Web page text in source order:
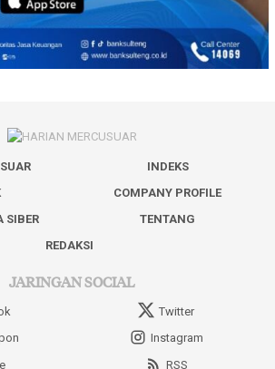
INDEKS
COMPANY PROFILE
SIBER
TENTANG
REDAKSI
JARINGAN SOCIAL
Twitter
Instagram
RSS